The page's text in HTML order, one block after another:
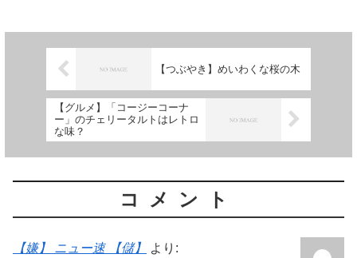
【つぶやき】めいわくな桜の木
【グルメ】「コージーコーナ
ー」のチェリータルトはレトロ
な味？
コメント
【嫌】 ニュー速 【儲】 より: